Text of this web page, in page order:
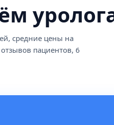
средние цены на
пациентов, 6